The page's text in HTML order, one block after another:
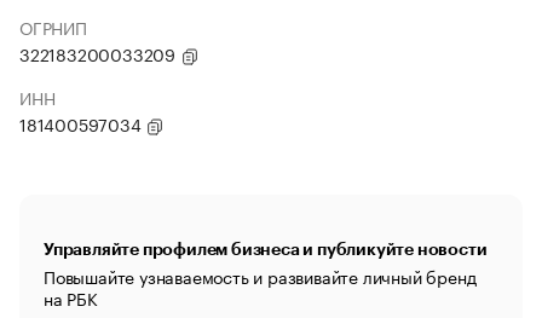
ОГРНИП
322183200033209
ИНН
181400597034
Управляйте профилем бизнеса и публикуйте новости
Повышайте узнаваемость и развивайте личный бренд
на РБК